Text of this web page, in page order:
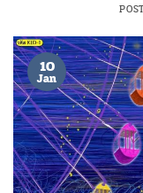
10
Jan